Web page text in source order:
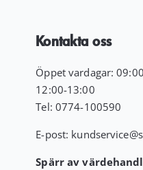
Kontakta oss
Öppet vardagar:
12:00-13:00
Tel: 0774-100590
E-post: kundservice
Spärr av